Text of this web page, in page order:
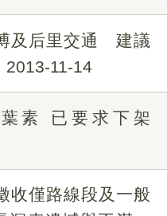
及后里交通 建議
2013-11-14
素 已要求下架
收僅路線段及一般